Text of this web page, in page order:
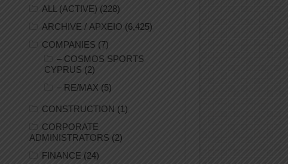
ALL (ACTIVE) (228)
ARCHIVE / ΑΡΧΕΙΟ (6,425)
COMPANIES (7)
– COSMOS SPORTS
CYPRUS (2)
– RE/MAX (5)
CONSTRUCTION (1)
CORPORATE
ADMINISTRATORS (2)
FINANCE (24)